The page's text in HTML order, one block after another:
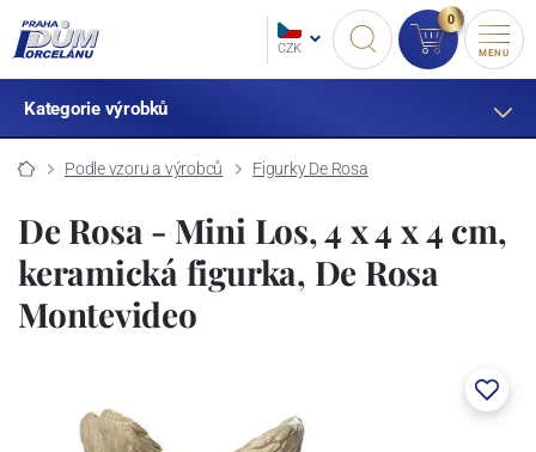
CZK
0
MENU
Kategorie výrobků
Podle vzoru a výrobců Figurky De Rosa
De Rosa - Mini Los, 4 x 4 x 4 cm,
keramická figurka, De Rosa
Montevideo